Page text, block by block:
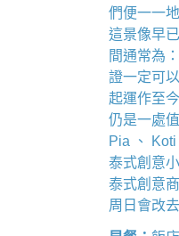
們便一一
這景像早
間通常為
證一定可
起運作至
仍是一處
Pia 、
泰式創意
泰式創意
周日會改